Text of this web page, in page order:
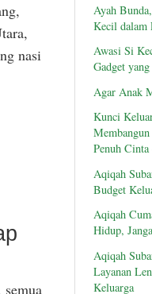
nasi
Ayah
Kecil dalam
Awasi Si
Gadget
Agar Anak
Kunci
Penuh Cinta
Aqiqah
Budget
Aqiqah
Hidup,
Aqiqah
Layanan
Keluarga